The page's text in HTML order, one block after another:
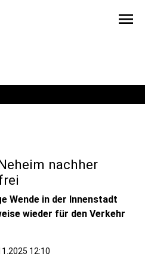
menu
nachher
Wende in der Innenstadt
wieder für den Verkehr
12:10